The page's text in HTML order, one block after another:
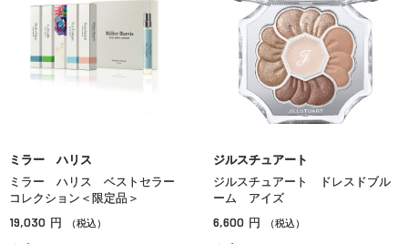
ミラー ハリス
ミラー ハリス ベストセラー
コレクション＜限定品＞
19,030 円 （税込）
ジルスチュアート
ジルスチュアート ドレスドブル
ーム アイズ
6,600 円 （税込）